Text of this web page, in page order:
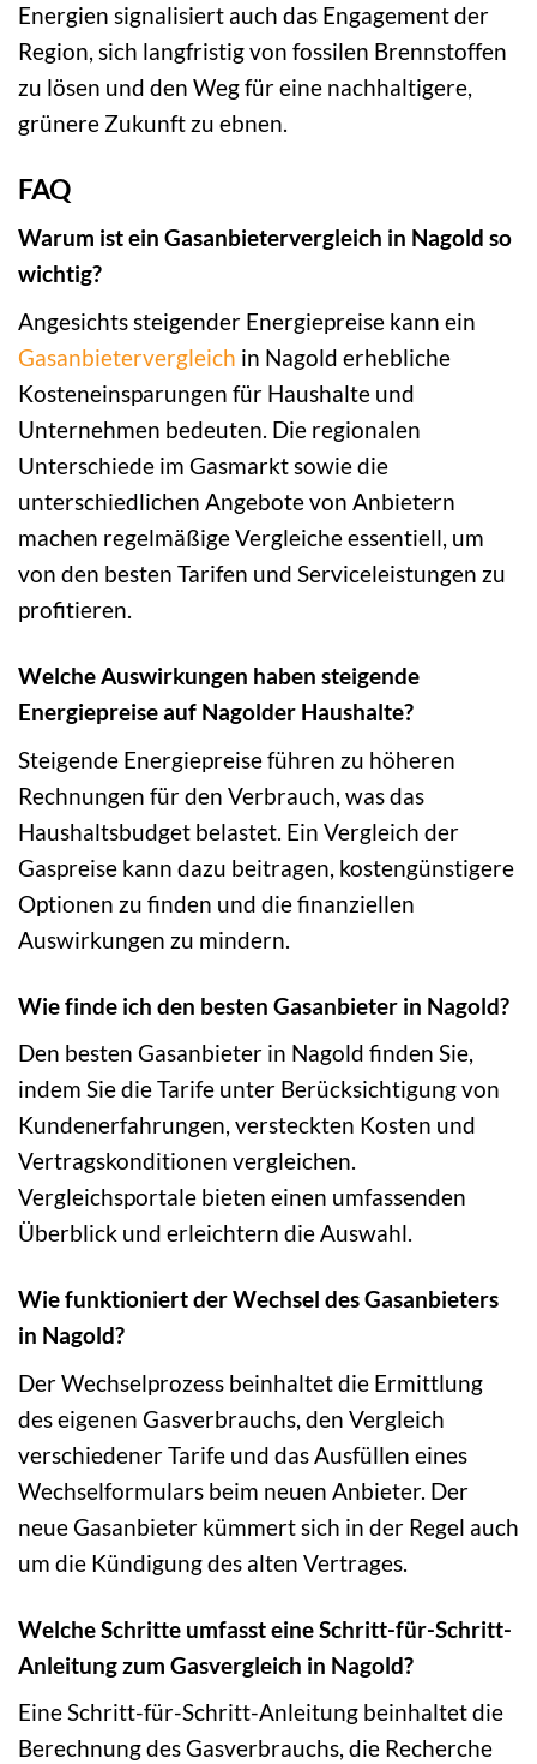
Energien signalisiert auch das Engagement der
Region, sich langfristig von fossilen Brennstoffen
zu lösen und den Weg für eine nachhaltigere,
grünere Zukunft zu ebnen.
FAQ
Warum ist ein Gasanbietervergleich in Nagold so
wichtig?
Angesichts steigender Energiepreise kann ein
Gasanbietervergleich in Nagold erhebliche
Kosteneinsparungen für Haushalte und
Unternehmen bedeuten. Die regionalen
Unterschiede im Gasmarkt sowie die
unterschiedlichen Angebote von Anbietern
machen regelmäßige Vergleiche essentiell, um
von den besten Tarifen und Serviceleistungen zu
profitieren.
Welche Auswirkungen haben steigende
Energiepreise auf Nagolder Haushalte?
Steigende Energiepreise führen zu höheren
Rechnungen für den Verbrauch, was das
Haushaltsbudget belastet. Ein Vergleich der
Gaspreise kann dazu beitragen, kostengünstigere
Optionen zu finden und die finanziellen
Auswirkungen zu mindern.
Wie finde ich den besten Gasanbieter in Nagold?
Den besten Gasanbieter in Nagold finden Sie,
indem Sie die Tarife unter Berücksichtigung von
Kundenerfahrungen, versteckten Kosten und
Vertragskonditionen vergleichen.
Vergleichsportale bieten einen umfassenden
Überblick und erleichtern die Auswahl.
Wie funktioniert der Wechsel des Gasanbieters
in Nagold?
Der Wechselprozess beinhaltet die Ermittlung
des eigenen Gasverbrauchs, den Vergleich
verschiedener Tarife und das Ausfüllen eines
Wechselformulars beim neuen Anbieter. Der
neue Gasanbieter kümmert sich in der Regel auch
um die Kündigung des alten Vertrages.
Welche Schritte umfasst eine Schritt-für-Schritt-
Anleitung zum Gasvergleich in Nagold?
Eine Schritt-für-Schritt-Anleitung beinhaltet die
Berechnung des Gasverbrauchs, die Recherche